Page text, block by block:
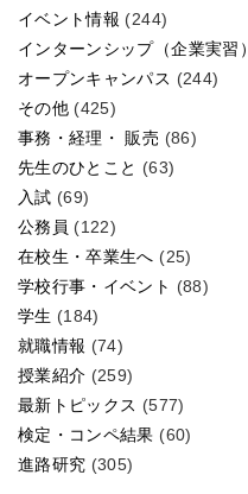
イベント情報 (244)
インターンシップ（企業実習）
オープンキャンパス (244)
その他 (425)
事務・経理・ 販売 (86)
先生のひとこと (63)
入試 (69)
公務員 (122)
在校生・卒業生へ (25)
学校行事・イベント (88)
学生 (184)
就職情報 (74)
授業紹介 (259)
最新トピックス (577)
検定・コンペ結果 (60)
進路研究 (305)